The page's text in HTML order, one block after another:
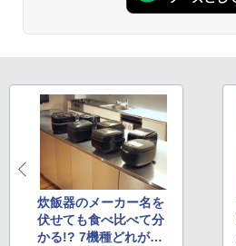
炊飯器のメーカー名を
伏せても食べ比べて分
かる!? 7機種どれがお